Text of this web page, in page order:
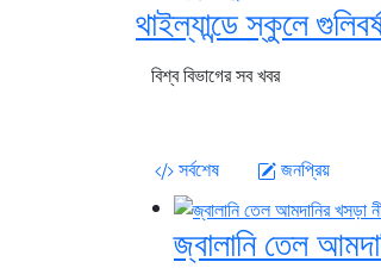
থাইল্যান্ডে স্কুলে
বিশ্ব বিভাগের সব খবর
সর্বশেষ জনপ্রিয়
জ্বালানি তেল